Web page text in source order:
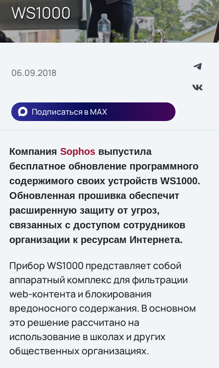
WS1000
06.09.2018
Подписаться в MAX
Компания Sophosвыпустила
бесплатное обновление программного
содержимого своих устройств WS1000.
Обновленная прошивка обеспечит
расширенную защиту от угроз,
связанных с доступом сотрудников
организации к ресурсам Интернета.
Прибор WS1000 представляет собой
аппаратный комплекс для фильтрации
web-контента и блокирования
вредоносного содержания. В основном
это решение рассчитано на
использование в школах и других
общественных организациях.